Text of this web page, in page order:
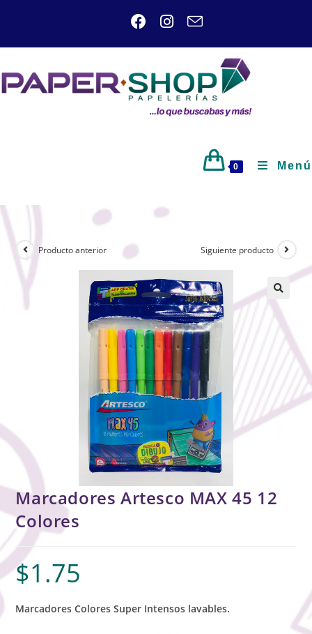
0 Menú
Producto anterior Siguiente producto
🔍
Marcadores Artesco MAX 45 12
Colores
$1.75
Marcadores Colores Super Intensos lavables.